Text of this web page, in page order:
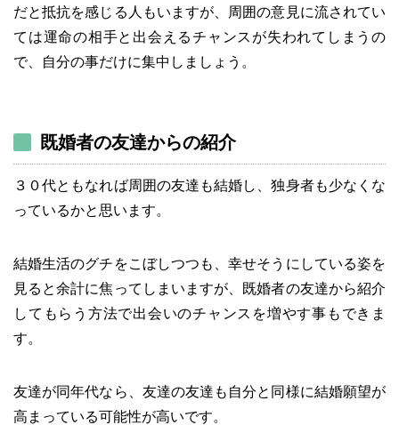
だと抵抗を感じる人もいますが、周囲の意見に流されてい
ては運命の相手と出会えるチャンスが失われてしまうの
で、自分の事だけに集中しましょう。
既婚者の友達からの紹介
３０代ともなれば周囲の友達も結婚し、独身者も少なくな
っているかと思います。
結婚生活のグチをこぼしつつも、幸せそうにしている姿を
見ると余計に焦ってしまいますが、既婚者の友達から紹介
してもらう方法で出会いのチャンスを増やす事もできま
す。
友達が同年代なら、友達の友達も自分と同様に結婚願望が
高まっている可能性が高いです。